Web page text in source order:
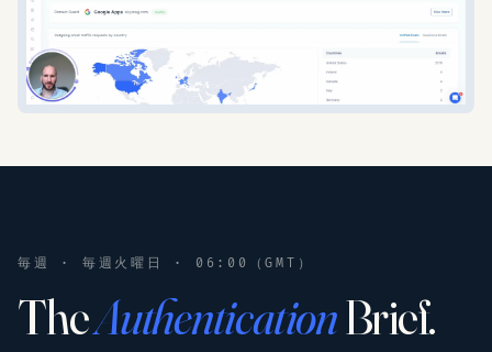
毎週 · 毎週火曜日 · 06:00（GMT）
TheAuthenticationBrief.